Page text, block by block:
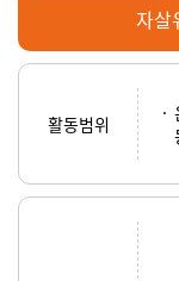
자살
활동범위